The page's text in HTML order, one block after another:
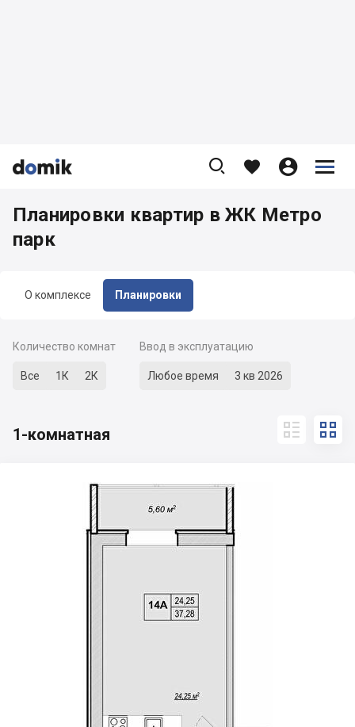


    


О комплексе Планировки
Планировки квартир в ЖК Метро
парк
Количество комнат
Все 1К 2К
Ввод в эксплуатацию
Любое время 3 кв 2026
1-комнатная  